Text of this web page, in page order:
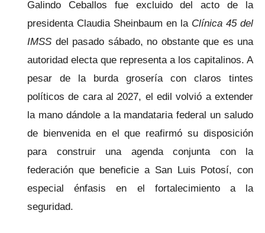
Galindo Ceballos fue excluido del acto de la
presidenta Claudia Sheinbaum en la Clínica 45 del
IMSS del pasado sábado, no obstante que es una
autoridad electa que representa a los capitalinos. A
pesar de la burda grosería con claros tintes
políticos de cara al 2027, el edil volvió a extender
la mano dándole a la mandataria federal un saludo
de bienvenida en el que reafirmó su disposición
para construir una agenda conjunta con la
federación que beneficie a San Luis Potosí, con
especial énfasis en el fortalecimiento a la
seguridad.